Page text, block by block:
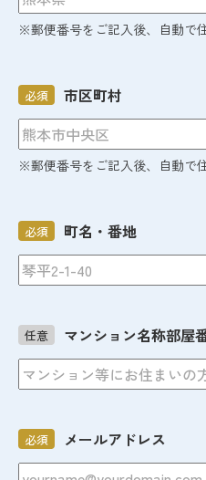
※郵便番号をご記入後、自動で
市区町村
必須
※郵便番号をご記入後、自動で
町名・番地
必須
マンション名称部屋
任意
メールアドレス
必須